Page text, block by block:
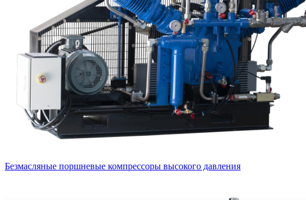
Безмасляные поршневые компрессоры высокого давления